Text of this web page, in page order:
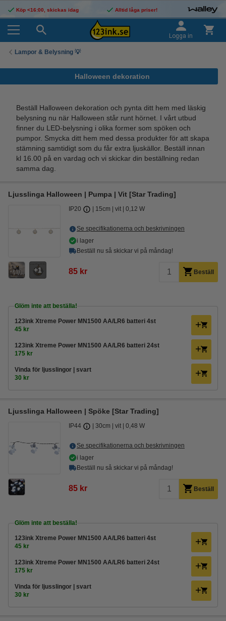
Köp <16:00, skickas idag Alltid låga priser!
Logga in
Lampor & Belysning 💡
Halloween dekoration
Beställ Halloween dekoration och pynta ditt hem med läskig
belysning nu när Halloween står runt hörnet. I vårt utbud
finner du LED-belysning i olika former som spöken och
pumpor. Smycka ditt hem med dessa produkter för att skapa
stämning samtidigt som du får extra ljuskällor. Beställ innan
kl 16.00 på en vardag och vi skickar din beställning redan
samma dag.
Ljusslinga Halloween | Pumpa | Vit [Star Trading]
1
IP20 15cm vit 0,12 W
Se specifikationerna och beskrivningen
i lager
Beställ nu så skickar vi på måndag!
85 kr Beställ
Glöm inte att beställa!
123ink Xtreme Power MN1500 AA/LR6 batteri 4st
45 kr
123ink Xtreme Power MN1500 AA/LR6 batteri 24st
175 kr
Vinda för ljusslingor | svart
30 kr
Ljusslinga Halloween | Spöke [Star Trading]
IP44 30cm vit 0,48 W
Se specifikationerna och beskrivningen
i lager
Beställ nu så skickar vi på måndag!
85 kr Beställ
Glöm inte att beställa!
123ink Xtreme Power MN1500 AA/LR6 batteri 4st
45 kr
123ink Xtreme Power MN1500 AA/LR6 batteri 24st
175 kr
Vinda för ljusslingor | svart
30 kr